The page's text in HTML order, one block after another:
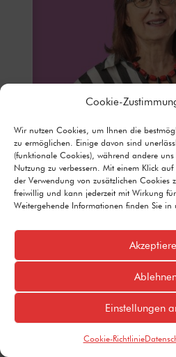
Cookie-
Wir nutzen Cookies, um Ihnen die
zu ermöglichen. Einige davon sind
(funktionale Cookies), während andere
Nutzung zu verbessern. Mit einem Klick
der Verwendung von zusätzlichen Cookies
freiwillig und kann jederzeit mit Wirkung
Weitergehende Informationen finden Sie in
Einstellungen
Cookie-Richtlinie